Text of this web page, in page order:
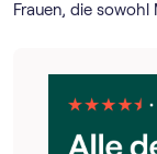
Frauen, die